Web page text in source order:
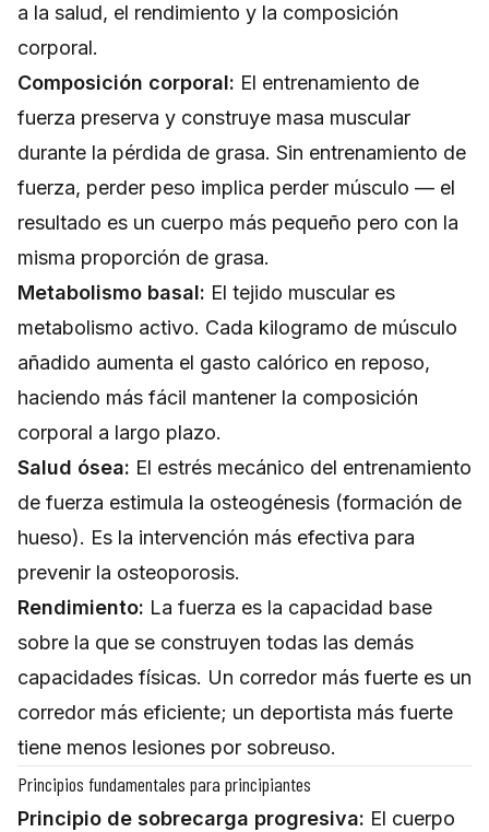
a la salud, el rendimiento y la composición
corporal.
Composición corporal: El entrenamiento de
fuerza preserva y construye masa muscular
durante la pérdida de grasa. Sin entrenamiento de
fuerza, perder peso implica perder músculo — el
resultado es un cuerpo más pequeño pero con la
misma proporción de grasa.
Metabolismo basal: El tejido muscular es
metabolismo activo. Cada kilogramo de músculo
añadido aumenta el gasto calórico en reposo,
haciendo más fácil mantener la composición
corporal a largo plazo.
Salud ósea: El estrés mecánico del entrenamiento
de fuerza estimula la osteogénesis (formación de
hueso). Es la intervención más efectiva para
prevenir la osteoporosis.
Rendimiento: La fuerza es la capacidad base
sobre la que se construyen todas las demás
capacidades físicas. Un corredor más fuerte es un
corredor más eficiente; un deportista más fuerte
tiene menos lesiones por sobreuso.
Principios fundamentales para principiantes
Principio de sobrecarga progresiva: El cuerpo